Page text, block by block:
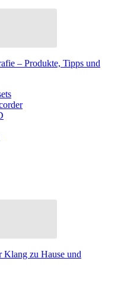
– Produkte, Tipps und
Klang zu Hause und